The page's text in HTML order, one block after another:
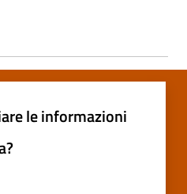
le informazioni